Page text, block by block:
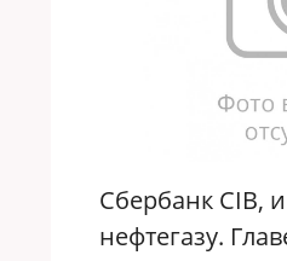
Сбербанк CIB,
нефтегазу.